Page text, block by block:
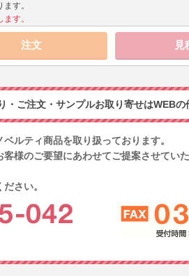
す。
す。
・ご注文・サンプルお取り寄せはWEB
ルティ商品を取り扱っております。
客様のご要望にあわせてご提案させてい
さい。